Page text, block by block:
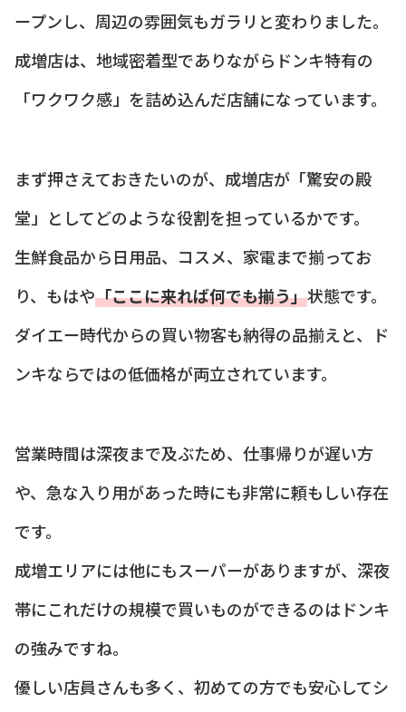
ープンし、周辺の雰囲気もガラリと変わりました。
成増店は、地域密着型でありながらドンキ特有の
「ワクワク感」を詰め込んだ店舗になっています。
まず押さえておきたいのが、成増店が「驚安の殿
堂」としてどのような役割を担っているかです。
生鮮食品から日用品、コスメ、家電まで揃ってお
り、もはや「ここに来れば何でも揃う」状態です。
ダイエー時代からの買い物客も納得の品揃えと、ド
ンキならではの低価格が両立されています。
営業時間は深夜まで及ぶため、仕事帰りが遅い方
や、急な入り用があった時にも非常に頼もしい存在
です。
成増エリアには他にもスーパーがありますが、深夜
帯にこれだけの規模で買いものができるのはドンキ
の強みですね。
優しい店員さんも多く、初めての方でも安心してシ